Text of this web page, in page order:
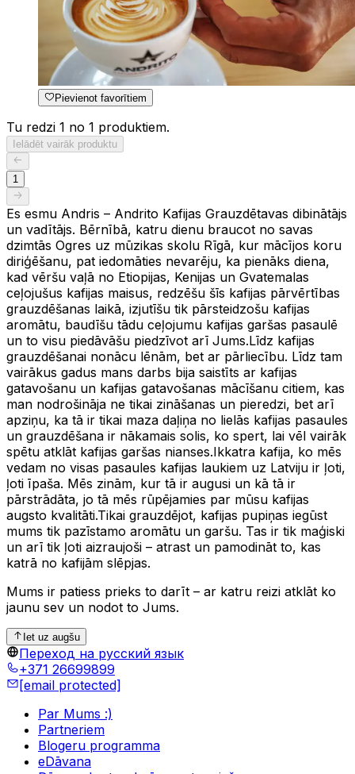
Pievienot favorītiem
Tu redzi 1 no 1 produktiem.
Ielādēt vairāk produktu
1
Es esmu Andris – Andrito Kafijas Grauzdētavas dibinātājs
un vadītājs. Bērnībā, katru dienu braucot no savas
dzimtās Ogres uz mūzikas skolu Rīgā, kur mācījos koru
diriģēšanu, pat iedomāties nevarēju, ka pienāks diena,
kad vēršu vaļā no Etiopijas, Kenijas un Gvatemalas
ceļojušus kafijas maisus, redzēšu šīs kafijas pārvērtības
grauzdēšanas laikā, izjutīšu tik pārsteidzošu kafijas
aromātu, baudīšu tādu ceļojumu kafijas garšas pasaulē
un to visu piedāvāšu piedzīvot arī Jums.Līdz kafijas
grauzdēšanai nonācu lēnām, bet ar pārliecību. Līdz tam
vairākus gadus mans darbs bija saistīts ar kafijas
gatavošanu un kafijas gatavošanas mācīšanu citiem, kas
man nodrošināja ne tikai zināšanas un pieredzi, bet arī
apziņu, ka tā ir tikai maza daļiņa no lielās kafijas pasaules
un grauzdēšana ir nākamais solis, ko spert, lai vēl vairāk
spētu atklāt kafijas garšas nianses.Ikkatra kafija, ko mēs
vedam no visas pasaules kafijas laukiem uz Latviju ir ļoti,
ļoti īpaša. Mēs zinām, kur tā ir augusi un kā tā ir
pārstrādāta, jo tā mēs rūpējamies par mūsu kafijas
augsto kvalitāti.Tikai grauzdējot, kafijas pupiņas iegūst
mums tik pazīstamo aromātu un garšu. Tas ir tik maģiski
un arī tik ļoti aizraujoši – atrast un pamodināt to, kas
katrā no kafijām slēpjas.
Mums ir patiess prieks to darīt – ar katru reizi atklāt ko
jaunu sev un nodot to Jums.
Iet uz augšu
Переход на русский язык
+371 26699899
[email protected]
Par Mums :)
Partneriem
Blogeru programma
eDāvana